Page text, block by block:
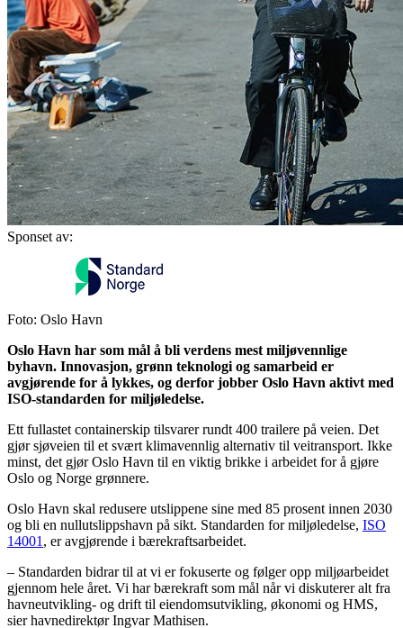
Sponset av:
Foto: Oslo Havn
Oslo Havn har som mål å bli verdens mest miljøvennlige
byhavn. Innovasjon, grønn teknologi og samarbeid er
avgjørende for å lykkes, og derfor jobber Oslo Havn aktivt med
ISO-standarden for miljøledelse.
Ett fullastet containerskip tilsvarer rundt 400 trailere på veien. Det
gjør sjøveien til et svært klimavennlig alternativ til veitransport. Ikke
minst, det gjør Oslo Havn til en viktig brikke i arbeidet for å gjøre
Oslo og Norge grønnere.
Oslo Havn skal redusere utslippene sine med 85 prosent innen 2030
og bli en nullutslippshavn på sikt. Standarden for miljøledelse, ISO
14001 , er avgjørende i bærekraftsarbeidet.
– Standarden bidrar til at vi er fokuserte og følger opp miljøarbeidet
gjennom hele året. Vi har bærekraft som mål når vi diskuterer alt fra
havneutvikling- og drift til eiendomsutvikling, økonomi og HMS,
sier havnedirektør Ingvar Mathisen.